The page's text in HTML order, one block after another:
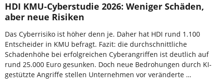
HDI KMU-Cyberstudie 2026: Weniger Schäden,
aber neue Risiken
Das Cyberrisiko ist höher denn je. Daher hat HDI rund 1.100
Entscheider in KMU befragt. Fazit: die durchschnittliche
Schadenhöhe bei erfolgreichen Cyberangriffen ist deutlich auf
rund 25.000 Euro gesunken. Doch neue Bedrohungen durch KI-
gestützte Angriffe stellen Unternehmen vor veränderte …